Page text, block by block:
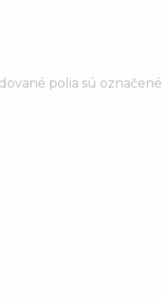
polia sú označené